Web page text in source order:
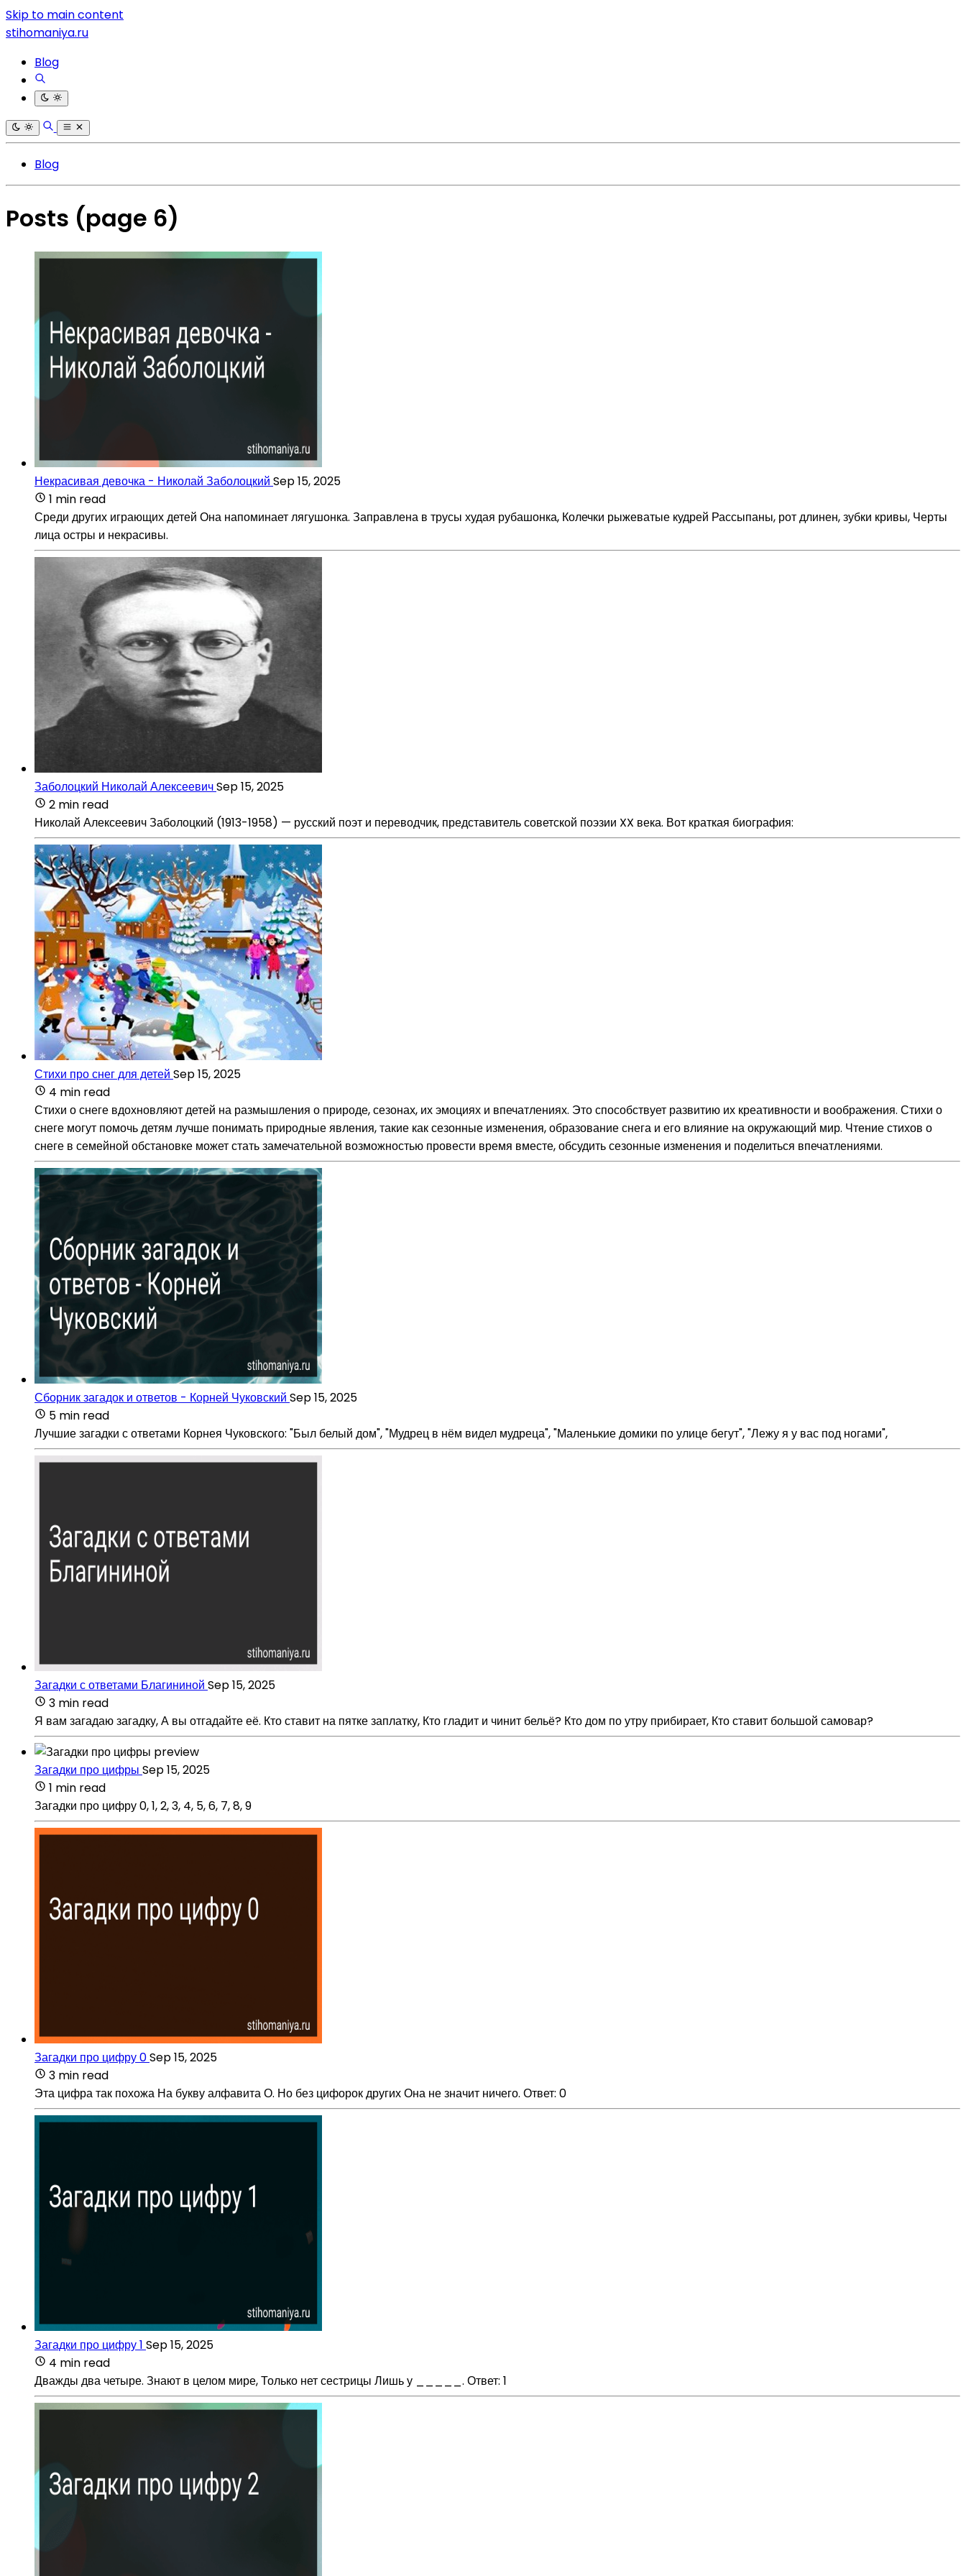
Skip to main content
stihomaniya.ru
Blog
Blog
Posts (page 6)
Некрасивая девочка - Николай Заболоцкий Sep 15, 2025
1 min read
Среди других играющих детей Она напоминает лягушонка. Заправлена в трусы худая рубашонка, Колечки рыжеватые кудрей Рассыпаны, рот длинен, зубки кривы, Черты
лица остры и некрасивы.
Заболоцкий Николай АлексеевичSep 15, 2025
2 min read
Николай Алексеевич Заболоцкий (1913-1958) — русский поэт и переводчик, представитель советской поэзии XX века. Вот краткая биография:
Стихи про снег для детей Sep 15, 2025
4 min read
Стихи о снеге вдохновляют детей на размышления о природе, сезонах, их эмоциях и впечатлениях. Это способствует развитию их креативности и воображения. Стихи о
снеге могут помочь детям лучше понимать природные явления, такие как сезонные изменения, образование снега и его влияние на окружающий мир. Чтение стихов о
снеге в семейной обстановке может стать замечательной возможностью провести время вместе, обсудить сезонные изменения и поделиться впечатлениями.
Сборник загадок и ответов - Корней Чуковский Sep 15, 2025
5 min read
Лучшие загадки с ответами Корнея Чуковского: "Был белый дом", "Мудрец в нём видел мудреца", "Маленькие домики по улице бегут", "Лежу я у вас под ногами",
Загадки с ответами Благининой Sep 15, 2025
3 min read
Я вам загадаю загадку, А вы отгадайте её. Кто ставит на пятке заплатку, Кто гладит и чинит бельё? Кто дом по утру прибирает, Кто ставит большой самовар?
Загадки про цифры Sep 15, 2025
1 min read
Загадки про цифру 0, 1, 2, 3, 4, 5, 6, 7, 8, 9
Загадки про цифру 0Sep 15, 2025
3 min read
Эта цифра так похожа На букву алфавита О. Но без цифорок других Она не значит ничего. Ответ: 0
Загадки про цифру 1 Sep 15, 2025
4 min read
Дважды два четыре. Знают в целом мире, Только нет сестрицы Лишь у _____. Ответ: 1